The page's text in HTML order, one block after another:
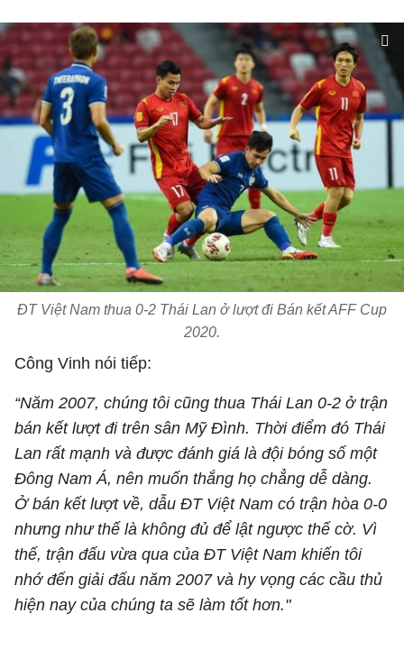
ĐT Việt Nam thua 0-2 Thái Lan ở lượt đi Bán kết AFF Cup
2020.
Công Vinh nói tiếp:
“Năm 2007, chúng tôi cũng thua Thái Lan 0-2 ở trận
bán kết lượt đi trên sân Mỹ Đình. Thời điểm đó Thái
Lan rất mạnh và được đánh giá là đội bóng số một
Đông Nam Á, nên muốn thắng họ chẳng dễ dàng.
Ở bán kết lượt về, dẫu ĐT Việt Nam có trận hòa 0-0
nhưng như thế là không đủ để lật ngược thế cờ. Vì
thế, trận đấu vừa qua của ĐT Việt Nam khiến tôi
nhớ đến giải đấu năm 2007 và hy vọng các cầu thủ
hiện nay của chúng ta sẽ làm tốt hơn."